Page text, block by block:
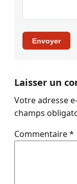
Envoyer
Laisser un
Votre adresse
champs
Commentaire*